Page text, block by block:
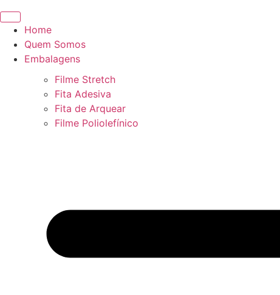
Home
Quem Somos
Embalagens
Filme Stretch
Fita Adesiva
Fita de Arquear
Filme Poliolefínico